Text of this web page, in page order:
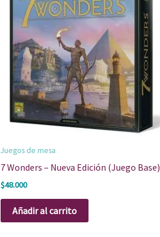
Juegos de mesa
7 Wonders – Nueva Edición (Juego Base)
$48.000
Añadir al carrito